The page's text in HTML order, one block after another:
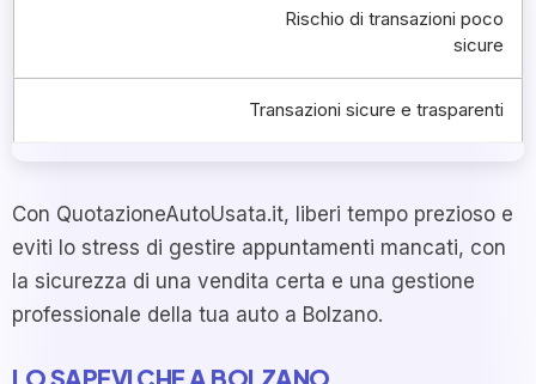
Rischio di transazioni poco
sicure
Transazioni sicure e trasparenti
Con QuotazioneAutoUsata.it, liberi tempo prezioso e
eviti lo stress di gestire appuntamenti mancati, con
la sicurezza di una vendita certa e una gestione
professionale della tua auto a Bolzano.
LO SAPEVI CHE A BOLZANO…